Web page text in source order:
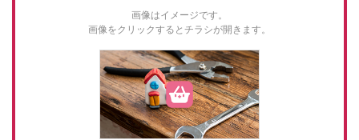
画像はイメージです。
画像をクリックするとチラシが開きます。